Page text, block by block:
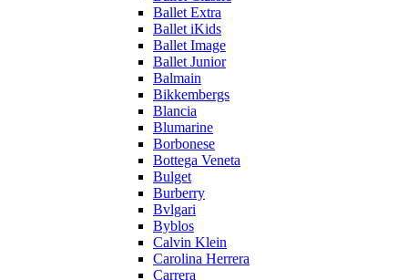
Ballet Extra
Ballet iKids
Ballet Image
Ballet Junior
Balmain
Bikkembergs
Blancia
Blumarine
Borbonese
Bottega Veneta
Bulget
Burberry
Bvlgari
Byblos
Calvin Klein
Carolina Herrera
Carrera